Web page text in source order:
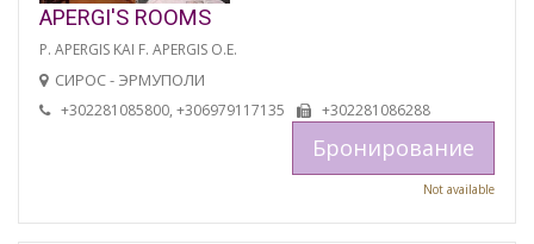
APERGI'S ROOMS
P. APERGIS KAI F. APERGIS O.E.
СИРОС - ЭРМУПОЛИ
+302281085800, +306979117135 +302281086288
Бронирование
Not available